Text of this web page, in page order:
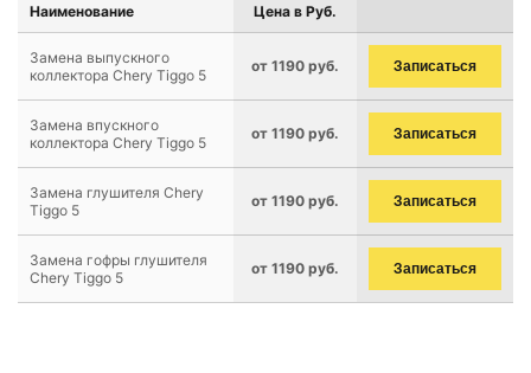
Наименование Цена в Руб.
Замена выпускного
коллектора Chery Tiggo 5
от 1190 руб. Записаться
Замена впускного
коллектора Chery Tiggo 5
от 1190 руб. Записаться
Замена глушителя Chery
Tiggo 5
от 1190 руб. Записаться
Замена гофры глушителя
Chery Tiggo 5
от 1190 руб. Записаться